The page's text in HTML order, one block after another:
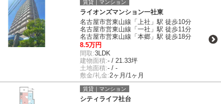
賃貸｜マンション
ライオンズマンション一社東
名古屋市営東山線「上社」駅 徒歩10分
名古屋市営東山線「一社」駅 徒歩11分
名古屋市営東山線「本郷」駅 徒歩18分
8.5万円
間取:3LDK
建物面積:- / 21.33坪
土地面積:- / -
敷金/礼金:2ヶ月/1ヶ月
賃貸｜マンション
シティライフ社台